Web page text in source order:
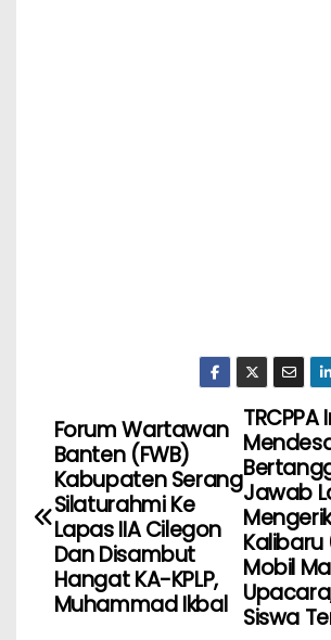
Jawab
Kalibaru
Mobil
Siswa
Forum Wartawan
Banten (FWB)
Kabupaten Serang
Silaturahmi Ke
Lapas IIA Cilegon
Dan Disambut
Hangat KA-KPLP,
Muhammad Ikbal